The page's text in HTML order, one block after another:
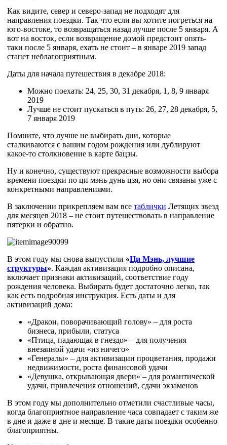
Как видите, север и северо-запад не подходят для
направления поездки. Так что если вы хотите погреться на
юго-востоке, то возвращаться назад лучше после 5 января. А
вот на восток, если возвращение домой предстоит опять-
таки после 5 января, ехать не стоит – в январе 2019 запад
станет неблагоприятным.
Даты для начала путешествия в декабре 2018:
Можно поехать: 24, 25, 30, 31 декабря, 1, 8, 9 января
2019
Лучше не стоит пускаться в путь: 26, 27, 28 декабря, 5,
7 января 2019
Помните, что лучше не выбирать дни, которые
сталкиваются с вашим годом рождения или дублируют
какое-то столкновение в карте бацзы.
Ну и конечно, существуют прекрасные возможности выбора
времени поездки по ци мэнь дунь цзя, но они связаны уже с
конкретными направлениями.
В заключении прикрепляем вам все таблички Летящих звезд
для месяцев 2018 – не стоит путешествовать в направление
пятерки и обратно.
В этом году мы снова выпустили «Ци Мэнь, лучшие
структуры». Каждая активизация подробно описана,
включает признаки активизаций, соответствие году
рождения человека. Выбирать будет достаточно легко, так
как есть подробная инструкция. Есть даты и для
активизаций дома:
«Дракон, поворачивающий голову» – для роста
бизнеса, прибыли, статуса
«Птица, падающая в гнездо» – для получения
внезапной удачи «из ничего»
«Генералы» – для активизации процветания, продажи
недвижимости, роста финансовой удачи
«Девушка, открывающая двери» – для романтической
удачи, привлечения отношений, сдачи экзаменов
В этом году мы дополнительно отметили счастливые часы,
когда благоприятное направление часа совпадает с таким же
в дне и даже в дне и месяце. В такие даты поездки особенно
благоприятны.